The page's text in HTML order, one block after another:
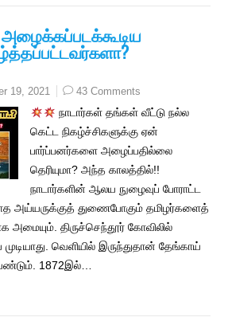
19, 2021 43 Comments
நாடார்கள் தங்கள் வீட்டு நல்ல
கெட்ட நிகழ்ச்சிகளுக்கு ஏன்
பார்ப்பனர்களை அழைப்பதில்லை
தெரியுமா? அந்த காலத்தில்!!
நாடார்களின் ஆலய நுழைவுப் போராட்ட
அய்யருக்குத் துணைபோகும் தமிழர்களைத்
அமையும். திருச்செந்தூர் கோவிலில்
வெளியில் இருந்துதான் தேங்காய்
1872இல்…